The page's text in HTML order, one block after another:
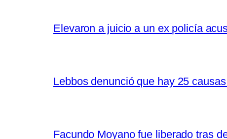
Elevaron a juicio a un ex policía
Lebbos denunció que hay 25
Facundo Moyano fue liberado tras